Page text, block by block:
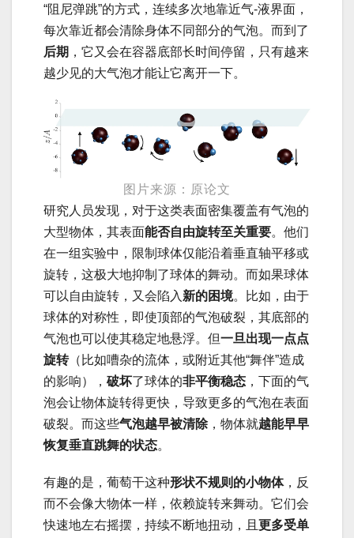
“阻尼弹跳”的方式，连续多次地靠近气-液界面，
每次靠近都会清除身体不同部分的气泡。而到了
后期 ，它又会在容器底部长时间停留，只有越来
越少见的大气泡才能让它离开一下。
图片来源：原论文
研究人员发现，对于这类表面密集覆盖有气泡的
大型物体，其表面能否自由旋转至关重要。他们
在一组实验中，限制球体仅能沿着垂直轴平移或
旋转，这极大地抑制了球体的舞动。而如果球体
可以自由旋转，又会陷入 新的困境。比如，由于
球体的对称性，即使顶部的气泡破裂，其底部的
气泡也可以使其稳定地悬浮。但一旦出现一点点
旋转（比如嘈杂的流体，或附近其他“舞伴”造成
的影响）， 破坏了球体的非平衡稳态 ，下面的气
泡会让物体旋转得更快，导致更多的气泡在表面
破裂。而这些气泡越早被清除，物体就越能早早
恢复垂直跳舞的状态。
有趣的是，葡萄干这种形状不规则的小物体，反
而不会像大物体一样，依赖旋转来舞动。它们会
快速地左右摇摆，持续不断地扭动，且 更多受单